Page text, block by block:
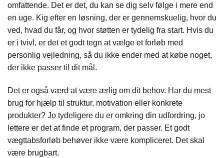
omfattende. Det er det, du kan se dig selv følge i mere end
en uge. Kig efter en løsning, der er gennemskuelig, hvor du
ved, hvad du får, og hvor støtten er tydelig fra start. Hvis du
er i tvivl, er det et godt tegn at vælge et forløb med
personlig vejledning, så du ikke ender med at købe noget,
der ikke passer til dit mål.
Det er også værd at være ærlig om dit behov. Har du mest
brug for hjælp til struktur, motivation eller konkrete
produkter? Jo tydeligere du er omkring din udfordring, jo
lettere er det at finde et program, der passer. Et godt
vægttabsforløb behøver ikke være kompliceret. Det skal
være brugbart.